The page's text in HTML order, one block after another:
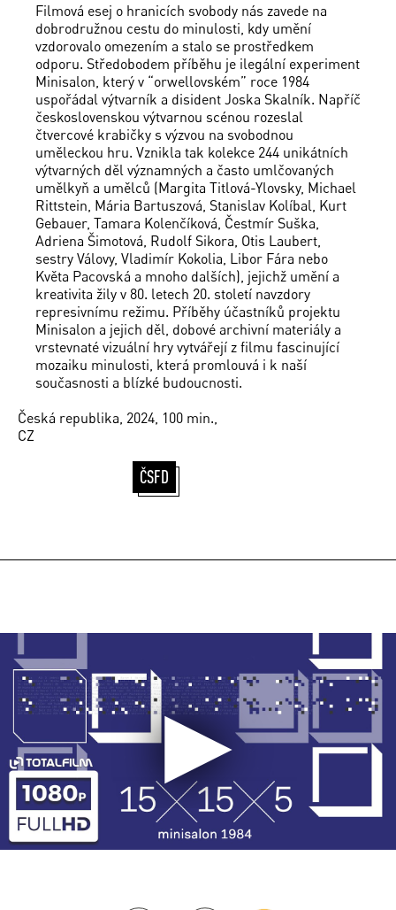
Filmová esej o hranicích svobody nás zavede na
dobrodružnou cestu do minulosti, kdy umění
vzdorovalo omezením a stalo se prostředkem
odporu. Středobodem příběhu je ilegální experiment
Minisalon, který v “orwellovském” roce 1984
uspořádal výtvarník a disident Joska Skalník. Napříč
československou výtvarnou scénou rozeslal
čtvercové krabičky s výzvou na svobodnou
uměleckou hru. Vznikla tak kolekce 244 unikátních
výtvarných děl významných a často umlčovaných
umělkyň a umělců (Margita Titlová-Ylovsky, Michael
Rittstein, Mária Bartuszová, Stanislav Kolíbal, Kurt
Gebauer, Tamara Kolenčíková, Čestmír Suška,
Adriena Šimotová, Rudolf Sikora, Otis Laubert,
sestry Válovy, Vladimír Kokolia, Libor Fára nebo
Květa Pacovská a mnoho dalších), jejichž umění a
kreativita žily v 80. letech 20. století navzdory
represivnímu režimu. Příběhy účastníků projektu
Minisalon a jejich děl, dobové archivní materiály a
vrstevnaté vizuální hry vytvářejí z filmu fascinující
mozaiku minulosti, která promlouvá i k naší
současnosti a blízké budoucnosti.
Česká republika, 2024, 100 min.,
CZ
ČSFD